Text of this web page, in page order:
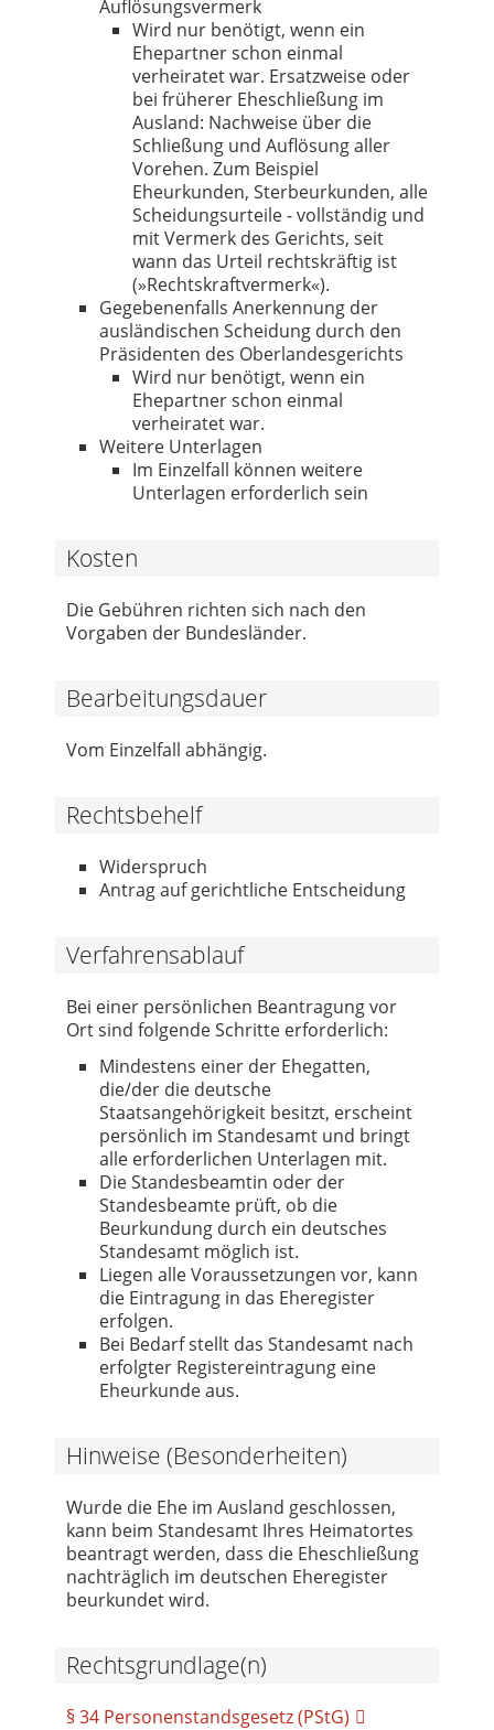
Auflösungsvermerk
Wird nur benötigt, wenn ein
Ehepartner schon einmal
verheiratet war. Ersatzweise oder
bei früherer Eheschließung im
Ausland: Nachweise über die
Schließung und Auflösung aller
Vorehen. Zum Beispiel
Eheurkunden, Sterbeurkunden, alle
Scheidungsurteile - vollständig und
mit Vermerk des Gerichts, seit
wann das Urteil rechtskräftig ist
(»Rechtskraftvermerk«).
Gegebenenfalls Anerkennung der
ausländischen Scheidung durch den
Präsidenten des Oberlandesgerichts
Wird nur benötigt, wenn ein
Ehepartner schon einmal
verheiratet war.
Weitere Unterlagen
Im Einzelfall können weitere
Unterlagen erforderlich sein
Kosten
Die Gebühren richten sich nach den
Vorgaben der Bundesländer.
Bearbeitungsdauer
Vom Einzelfall abhängig.
Rechtsbehelf
Widerspruch
Antrag auf gerichtliche Entscheidung
Verfahrensablauf
Bei einer persönlichen Beantragung vor
Ort sind folgende Schritte erforderlich:
Mindestens einer der Ehegatten,
die/der die deutsche
Staatsangehörigkeit besitzt, erscheint
persönlich im Standesamt und bringt
alle erforderlichen Unterlagen mit.
Die Standesbeamtin oder der
Standesbeamte prüft, ob die
Beurkundung durch ein deutsches
Standesamt möglich ist.
Liegen alle Voraussetzungen vor, kann
die Eintragung in das Eheregister
erfolgen.
Bei Bedarf stellt das Standesamt nach
erfolgter Registereintragung eine
Eheurkunde aus.
Hinweise (Besonderheiten)
Wurde die Ehe im Ausland geschlossen,
kann beim Standesamt Ihres Heimatortes
beantragt werden, dass die Eheschließung
nachträglich im deutschen Eheregister
beurkundet wird.
Rechtsgrundlage(n)
§ 34 Personenstandsgesetz (PStG)